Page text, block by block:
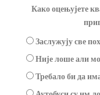
Како оцењујете
Заслужују све
Није лоше али
Требало би да